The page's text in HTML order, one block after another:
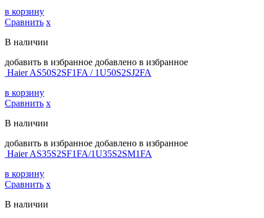
в корзину
Сравнить х
В наличии
добавить в избранное добавлено в избранное
Haier AS50S2SF1FA / 1U50S2SJ2FA
в корзину
Сравнить х
В наличии
добавить в избранное добавлено в избранное
Haier AS35S2SF1FA/1U35S2SM1FA
в корзину
Сравнить х
В наличии